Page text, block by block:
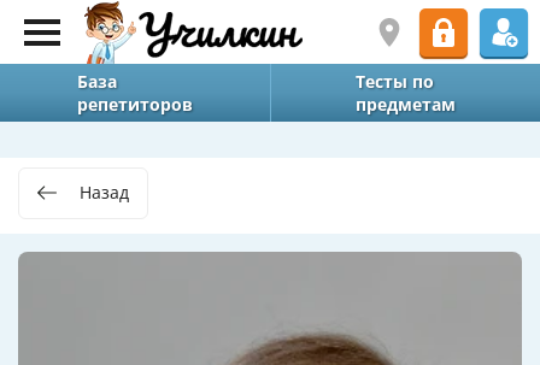
База
репетиторов
Тесты по
предметам
Назад